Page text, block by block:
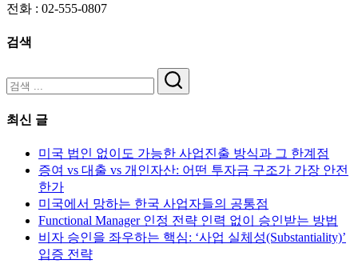
전화 : 02-555-0807
검색
검
최신 글
미국 법인 없이도 가능한 사업진출 방식과 그 한계점
증여 vs 대출 vs 개인자산: 어떤 투자금 구조가 가장 안전
한가
미국에서 망하는 한국 사업자들의 공통점
Functional Manager 인정 전략 인력 없이 승인받는 방법
비자 승인을 좌우하는 핵심: ‘사업 실체성(Substantiality)’
입증 전략